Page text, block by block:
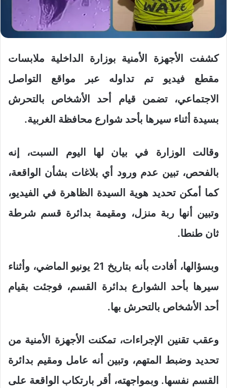
كشفت الأجهزة الأمنية بوزارة الداخلية ملابسات
مقطع فيديو تم تداوله عبر مواقع التواصل
الاجتماعي، تضمن قيام أحد الأشخاص بالتحرش
بسيدة أثناء سيرها بأحد شوارع محافظة الغربية.
وقالت الوزارة في بيان لها اليوم السبت، إنه
بالفحص، تبين عدم ورود أي بلاغات بشأن الواقعة،
كما أمكن تحديد هوية السيدة الظاهرة في الفيديو،
وتبين أنها ربة منزل، ومقيمة بدائرة قسم شرطة
ثان طنطا.
وبسؤالها، أفادت بأنه بتاريخ 21 يونيو الماضي، وأثناء
سيرها بأحد الشوارع بدائرة القسم، فوجئت بقيام
أحد الأشخاص بالتحرش بها.
وعقب تقنين الإجراءات، تمكنت الأجهزة الأمنية من
تحديد وضبط المتهم، وتبين أنه عامل ومقيم بدائرة
القسم نفسها. وبمواجهته، أقر بارتكاب الواقعة على